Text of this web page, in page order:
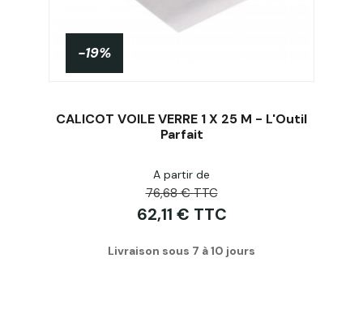
Acheter
-19%
CALICOT VOILE VERRE 1 X 25 M - L'Outil
Parfait
A partir de
76,68 € TTC
62,11 € TTC
Livraison sous 7 à 10 jours